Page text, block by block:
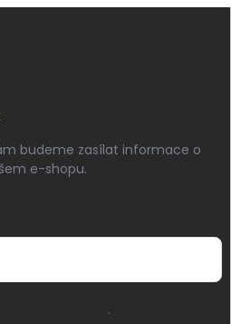
budeme zasílat informace o
e-shopu.
.